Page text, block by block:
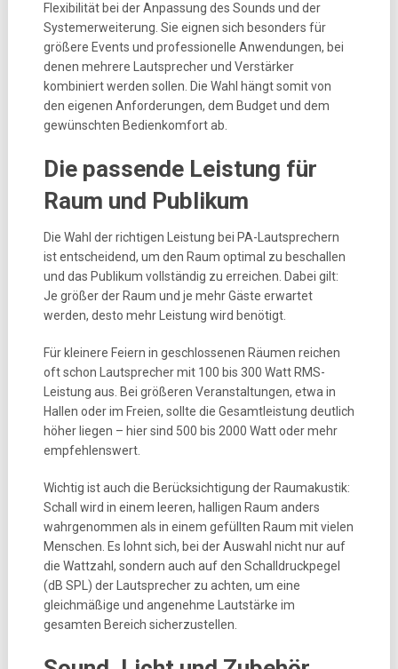
Flexibilität bei der Anpassung des Sounds und der
Systemerweiterung. Sie eignen sich besonders für
größere Events und professionelle Anwendungen, bei
denen mehrere Lautsprecher und Verstärker
kombiniert werden sollen. Die Wahl hängt somit von
den eigenen Anforderungen, dem Budget und dem
gewünschten Bedienkomfort ab.
Die passende Leistung für
Raum und Publikum
Die Wahl der richtigen Leistung bei PA-Lautsprechern
ist entscheidend, um den Raum optimal zu beschallen
und das Publikum vollständig zu erreichen. Dabei gilt:
Je größer der Raum und je mehr Gäste erwartet
werden, desto mehr Leistung wird benötigt.
Für kleinere Feiern in geschlossenen Räumen reichen
oft schon Lautsprecher mit 100 bis 300 Watt RMS-
Leistung aus. Bei größeren Veranstaltungen, etwa in
Hallen oder im Freien, sollte die Gesamtleistung deutlich
höher liegen – hier sind 500 bis 2000 Watt oder mehr
empfehlenswert.
Wichtig ist auch die Berücksichtigung der Raumakustik:
Schall wird in einem leeren, halligen Raum anders
wahrgenommen als in einem gefüllten Raum mit vielen
Menschen. Es lohnt sich, bei der Auswahl nicht nur auf
die Wattzahl, sondern auch auf den Schalldruckpegel
(dB SPL) der Lautsprecher zu achten, um eine
gleichmäßige und angenehme Lautstärke im
gesamten Bereich sicherzustellen.